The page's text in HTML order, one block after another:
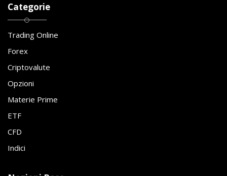
Categorie
Trading Online
Forex
Criptovalute
Opzioni
Materie Prime
ETF
CFD
Indici